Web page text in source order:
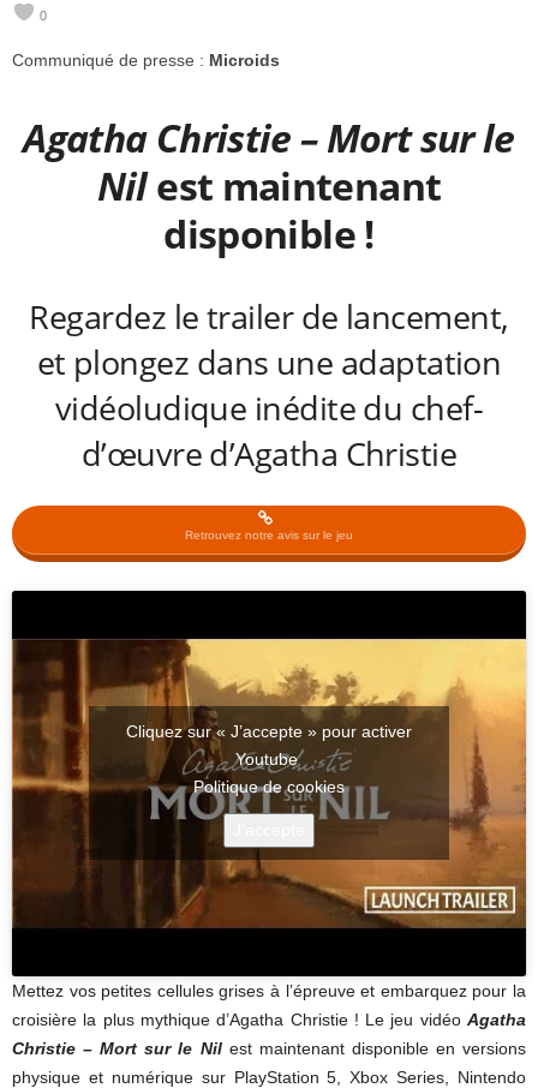
0
Communiqué de presse : Microids
Agatha Christie – Mort sur le
Nilest maintenant
disponible !
Regardez le trailer de lancement,
et plongez dans une adaptation
vidéoludique inédite du chef-
d’œuvre d’Agatha Christie
Retrouvez notre avis sur le jeu
Cliquez sur « J’accepte » pour activer
Youtube
Politique de cookies
Mettez vos petites cellules grises à l’épreuve et embarquez pour la
croisière la plus mythique d’Agatha Christie ! Le jeu vidéo Agatha
Christie – Mort sur le Nilest maintenant disponible en versions
physique et numérique sur PlayStation 5, Xbox Series, Nintendo